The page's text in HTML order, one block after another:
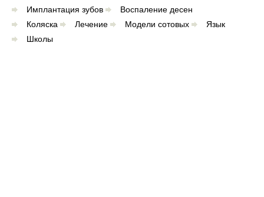
Имплантация зубов
Воспаление десен
Коляска
Лечение Модели сотовых
Язык
Школы